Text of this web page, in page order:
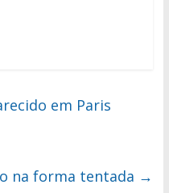
em Paris
na forma tentada →